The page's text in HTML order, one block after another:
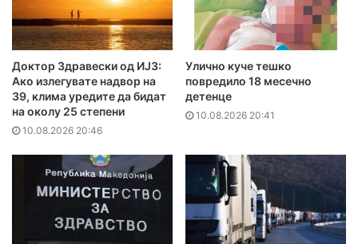
Доктор Здравески од ИЈЗ:
Ако излегувате надвор на
39, клима уредите да бидат
на околу 25 степени
10.08.2026 20:46
Улично куче тешко
повредило 18 месечно
детенце
10.08.2026 20:41